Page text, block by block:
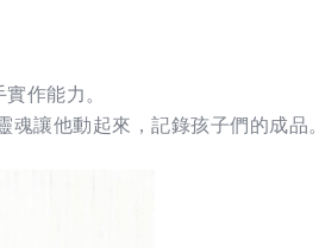
作能力。
讓他動起來，記錄孩子們的成品。